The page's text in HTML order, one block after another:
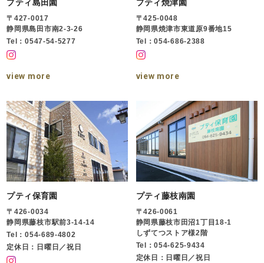
プティ島田園
〒427-0017
静岡県島田市南2-3-26
Tel：0547-54-5277
view more
プティ焼津園
〒425-0048
静岡県焼津市東道原9番地15
Tel：054-686-2388
view more
プティ保育園
〒426-0034
静岡県藤枝市駅前3-14-14
Tel：054-689-4802
定休日：日曜日／祝日
プティ藤枝南園
〒426-0061
静岡県藤枝市田沼1丁目18-1
しずてつストア様2階
Tel：054-625-9434
定休日：日曜日／祝日